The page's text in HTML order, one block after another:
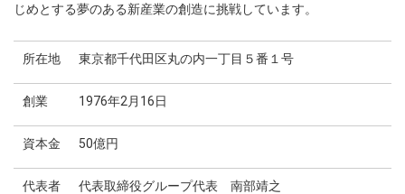
じめとする夢のある新産業の創造に挑戦しています。
所在地 東京都千代田区丸の内一丁目５番１号
創業 1976年2月16日
資本金 50億円
代表者 代表取締役グループ代表 南部靖之